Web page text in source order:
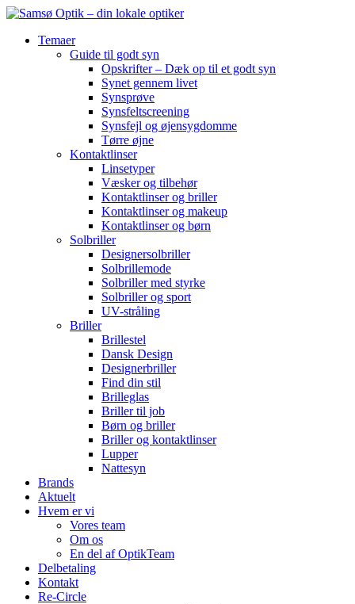
Temaer
Guide til godt syn
Opskrifter – Dæk op til et godt syn
Synet gennem livet
Synsprøve
Synsfeltscreening
Synsfejl og øjensygdomme
Tørre øjne
Kontaktlinser
Linsetyper
Væsker og tilbehør
Kontaktlinser og briller
Kontaktlinser og makeup
Kontaktlinser og børn
Solbriller
Designersolbriller
Solbrillemode
Solbriller med styrke
Solbriller og sport
UV-stråling
Briller
Brillestel
Dansk Design
Designerbriller
Find din stil
Brilleglas
Briller til job
Børn og briller
Briller og kontaktlinser
Lupper
Nattesyn
Brands
Aktuelt
Hvem er vi
Vores team
Om os
En del af OptikTeam
Delbetaling
Kontakt
Re-Circle